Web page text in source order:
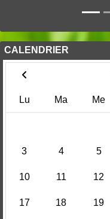
CALENDRIER
Lu Ma Me
3 4 5
10 11 12
17 18 19